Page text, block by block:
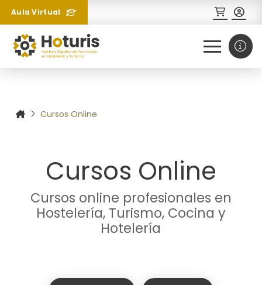
Aula Virtual
Cursos Online
Cursos Online
Cursos online profesionales en
Hostelería, Turismo, Cocina y
Hotelería